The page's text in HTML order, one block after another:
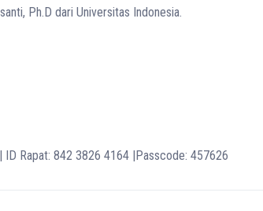
Ph.D dari Universitas Indonesia.
| ID Rapat: 842 3826 4164 |Passcode: 457626